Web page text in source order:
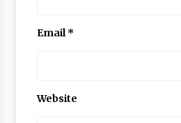
Email*
Website